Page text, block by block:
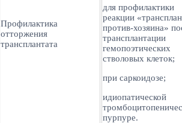
Профилактика
отторжения
трансплантата
для профилактики
реакции
против-хозяина»
трансплантации
гемопоэтических
стволовых клеток;
при саркоидозе;
идиопатической
пурпуре.